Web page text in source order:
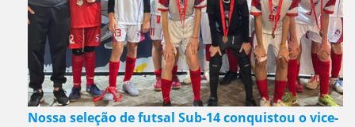
Nossa seleção de futsal Sub-14 conquistou o vice-